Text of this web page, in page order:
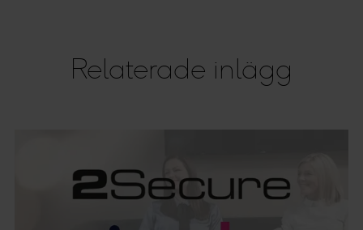
Relaterade inlägg